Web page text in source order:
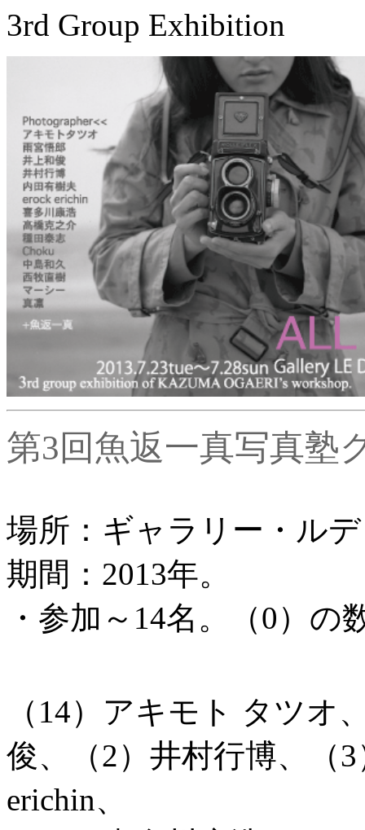
3rd Group Exhibition
第3回魚返一真写真塾
場所：ギャラリー・ル
期間：2013年。
・参加～14名。（0）
（14）アキモト タツオ
俊、（2）井村行博、（
erichin、